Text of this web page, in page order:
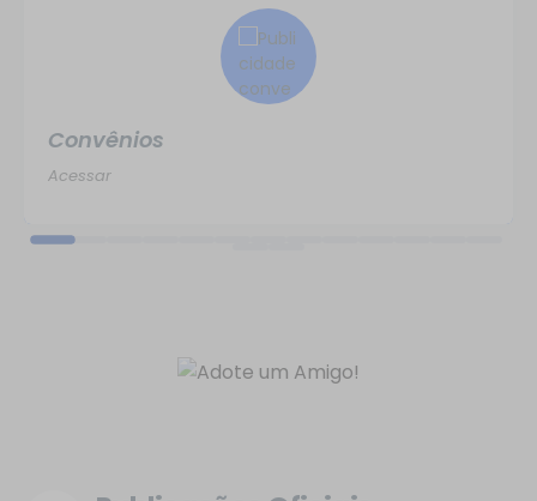
Convênios
Acessar